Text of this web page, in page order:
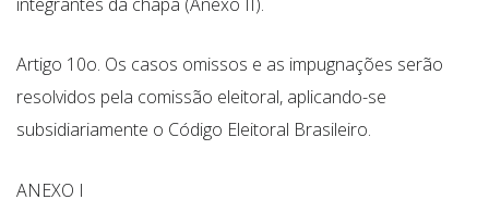
Artigo 10o. Os casos omissos e as impugnações serão
resolvidos pela comissão eleitoral, aplicando-se
subsidiariamente o Código Eleitoral Brasileiro.
ANEXO I